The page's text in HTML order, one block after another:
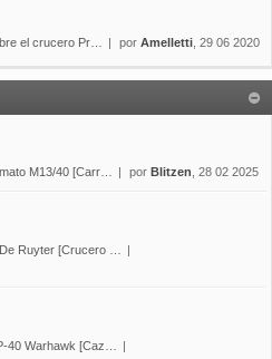
el crucero Pr… por Amelletti , 29 06 2020
M13/40 [Carr… por Blitzen , 28 02 2025
Ruyter [Crucero …
40 Warhawk [Caz…